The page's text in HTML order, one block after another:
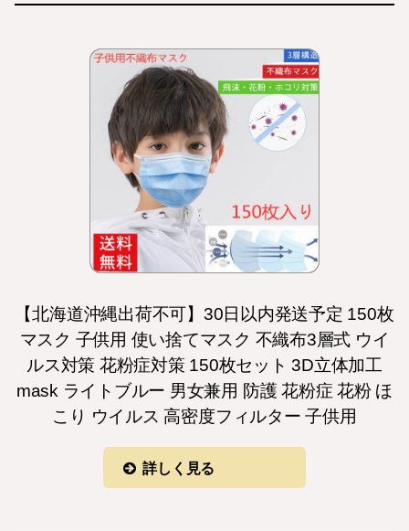
【北海道沖縄出荷不可】30日以内発送予定 150枚
マスク 子供用 使い捨てマスク 不織布3層式 ウイ
ルス対策 花粉症対策 150枚セット 3D立体加工
mask ライトブルー 男女兼用 防護 花粉症 花粉 ほ
こり ウイルス 高密度フィルター 子供用
詳しく見る